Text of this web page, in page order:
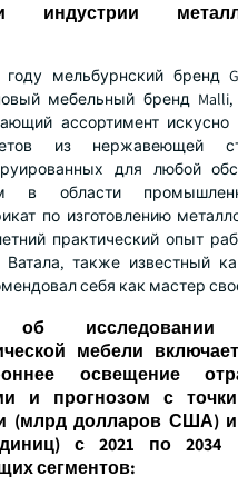
индустрии
году мельбурнский бренд
мебельный бренд
ассортимент искусно
из нержавеющей
для любой
в области
по изготовлению
практический опыт
Ватала, также известный
себя как мастер
об исследовании
мебели
освещение
и прогнозом с
(млрд долларов США)
с 2021 по 2034
сегментов: